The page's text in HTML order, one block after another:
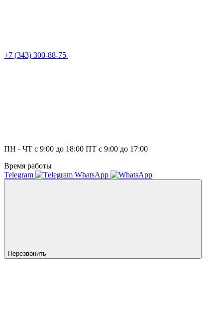
+7 (343) 300-88-75
ПН - ЧТ с 9:00 до 18:00 ПТ с 9:00 до 17:00
Время работы
Telegram
WhatsApp
Перезвонить